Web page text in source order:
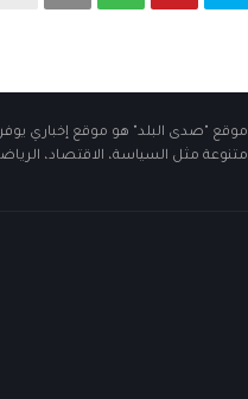
موقع "صدى البلد" هو موقع إخباري يوفر
متنوعة مثل السياسة، الاقتصاد،